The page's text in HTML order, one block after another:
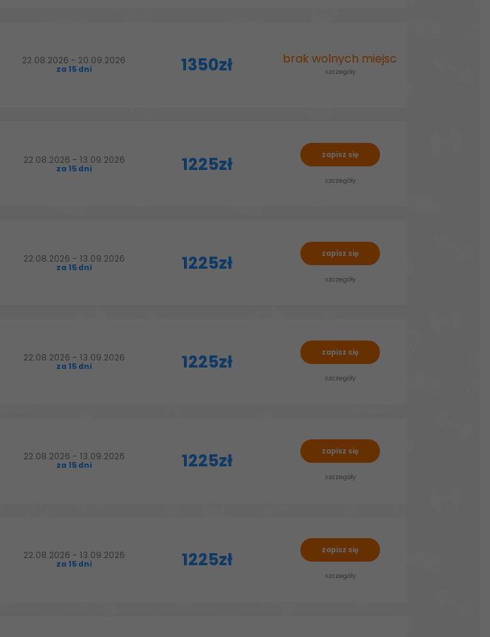
22.08.2026 - 20.09.2026
za 15 dni 1350zł brak wolnych miejsc
szczegóły
22.08.2026 - 13.09.2026
za 15 dni 1225zł zapisz się
szczegóły
22.08.2026 - 13.09.2026
za 15 dni 1225zł zapisz się
szczegóły
22.08.2026 - 13.09.2026
za 15 dni 1225zł zapisz się
szczegóły
22.08.2026 - 13.09.2026
za 15 dni 1225zł zapisz się
szczegóły
22.08.2026 - 13.09.2026
za 15 dni 1225zł zapisz się
szczegóły